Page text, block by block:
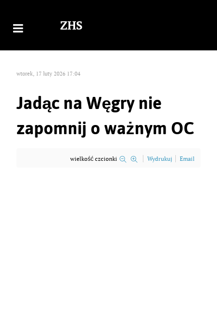
ZHS
wtorek, 17 luty 2026 17:04
Jadąc na Węgry nie
zapomnij o ważnym OC
wielkość czcionki Wydrukuj Email